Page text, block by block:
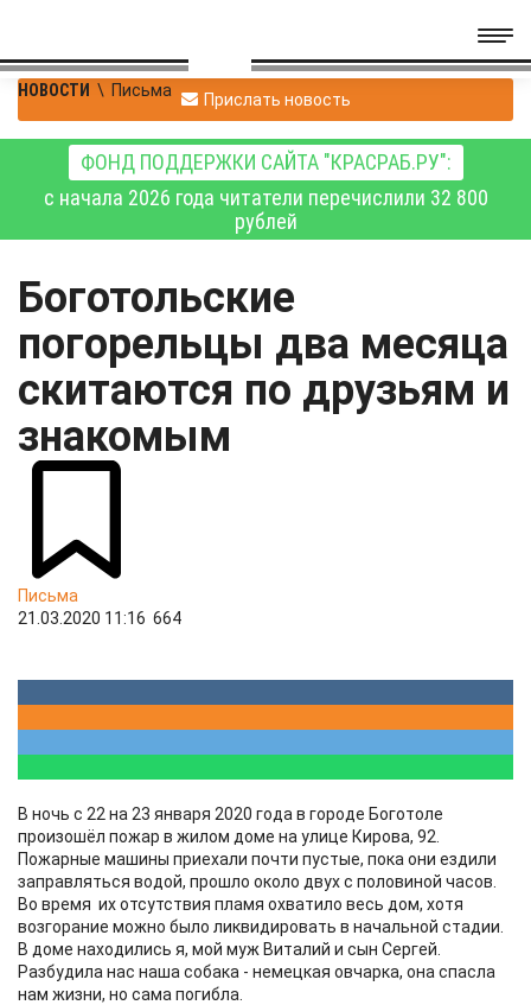
НОВОСТИ \ Письма Прислать новость
ФОНД ПОДДЕРЖКИ САЙТА "КРАСРАБ.РУ":
с начала 2026 года читатели перечислили 32 800
рублей
Боготольские
погорельцы два месяца
скитаются по друзьям и
знакомым
Письма
21.03.2020 11:16 664
В ночь с 22 на 23 января 2020 года в городе Боготоле
произошёл пожар в жилом доме на улице Кирова, 92.
Пожарные машины приехали почти пустые, пока они ездили
заправляться водой, прошло около двух с половиной часов.
Во время их отсутствия пламя охватило весь дом, хотя
возгорание можно было ликвидировать в начальной стадии.
В доме находились я, мой муж Виталий и сын Сергей.
Разбудила нас наша собака - немецкая овчарка, она спасла
нам жизни, но сама погибла.